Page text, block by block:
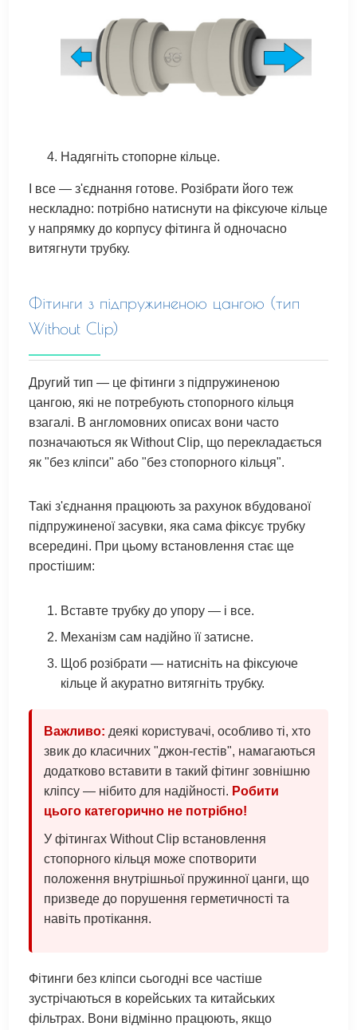
Надягніть стопорне кільце.
І все — з'єднання готове. Розібрати його теж
нескладно: потрібно натиснути на фіксуюче кільце
у напрямку до корпусу фітинга й одночасно
витягнути трубку.
Фітинги з підпружиненою цангою (тип
Without Clip)
Другий тип — це фітинги з підпружиненою
цангою, які не потребують стопорного кільця
взагалі. В англомовних описах вони часто
позначаються як Without Clip, що перекладається
як "без кліпси" або "без стопорного кільця".
Такі з'єднання працюють за рахунок вбудованої
підпружиненої засувки, яка сама фіксує трубку
всередині. При цьому встановлення стає ще
простішим:
Вставте трубку до упору — і все.
Механізм сам надійно її затисне.
Щоб розібрати — натисніть на фіксуюче
кільце й акуратно витягніть трубку.
Важливо: деякі користувачі, особливо ті, хто
звик до класичних "джон-гестів", намагаються
додатково вставити в такий фітинг зовнішню
кліпсу — нібито для надійності. Робити
цього категорично не потрібно!
У фітингах Without Clip встановлення
стопорного кільця може спотворити
положення внутрішньої пружинної цанги, що
призведе до порушення герметичності та
навіть протікання.
Фітинги без кліпси сьогодні все частіше
зустрічаються в корейських та китайських
фільтрах. Вони відмінно працюють, якщо